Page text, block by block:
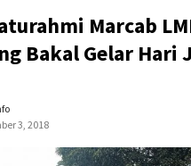
Marcab
Bakal Gelar Hari
3, 2018